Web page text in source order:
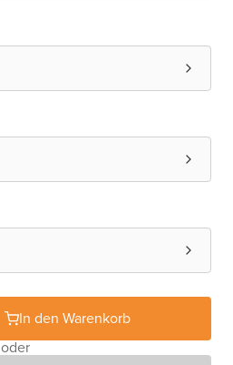
In den Warenkorb
oder